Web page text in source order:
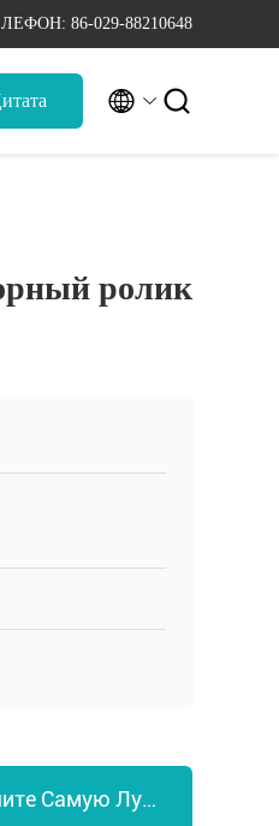
86-029-88210648
 
ролик
Самую Лучшую Цену